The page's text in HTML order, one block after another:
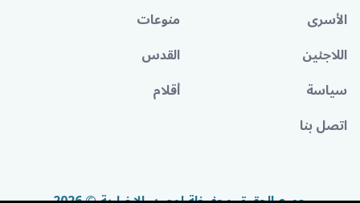
الأسرى
منوعات
اللاجئين
القدس
سياسة
أقلام
اتصل بنا